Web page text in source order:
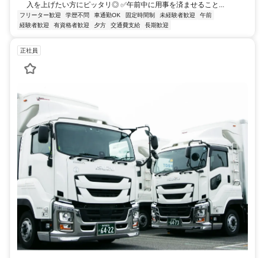
入を上げたい方にピッタリ◎ ✅午前中に用事を済ませること...
フリーター歓迎 学歴不問 車通勤OK 固定時間制 未経験者歓迎
午前
経験者歓迎
有資格者歓迎 夕方 交通費支給 長期歓迎
正社員